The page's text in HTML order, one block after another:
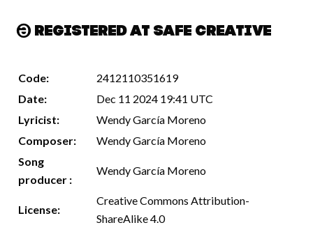
Registered at Safe Creative
Code:
2412110351619
Date:
Dec 11 2024 19:41 UTC
Lyricist:
Wendy García Moreno
Composer:
Wendy García Moreno
Song
producer :
Wendy García Moreno
License:
Creative Commons Attribution-
ShareAlike 4.0